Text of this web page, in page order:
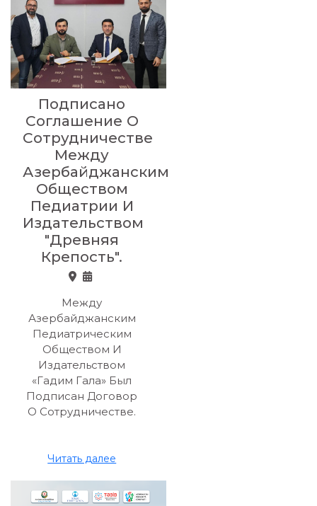
Подписано
Соглашение О
Сотрудничестве
Между
Азербайджанским
Обществом
Педиатрии И
Издательством
"Древняя
Крепость".
Между
Азербайджанским
Педиатрическим
Обществом И
Издательством
«Гадим Гала» Был
Подписан Договор
О Сотрудничестве.
Читать далее